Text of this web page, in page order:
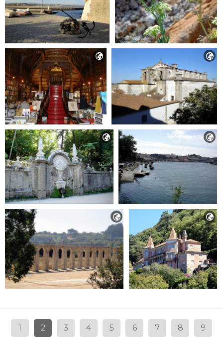
 
 
 
1 2 3 4 5 6 7 8 9